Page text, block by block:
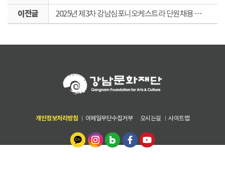
2025년 제3차 강남심포니오케스트라 단원채용 실기전형 합격자 및 면접전형 일정공고
개인정보처리방침 이메일무단수집거부 오시는길 사이트맵